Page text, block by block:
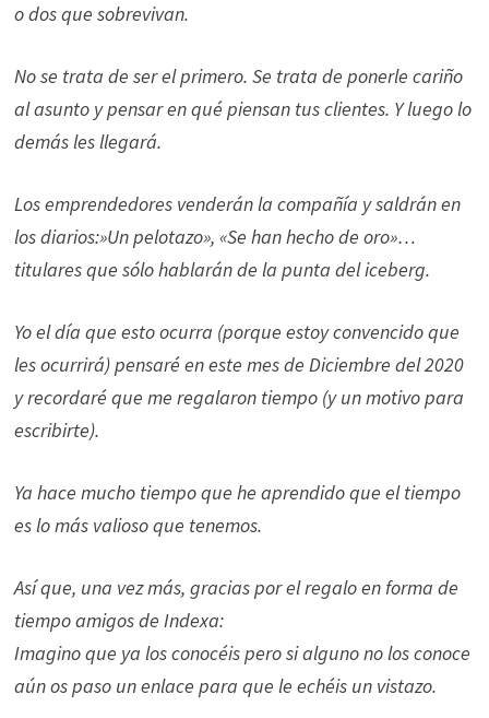
o dos que sobrevivan.
No se trata de ser el primero. Se trata de ponerle cariño
al asunto y pensar en qué piensan tus clientes. Y luego lo
demás les llegará.
Los emprendedores venderán la compañía y saldrán en
los diarios:»Un pelotazo», «Se han hecho de oro»…
titulares que sólo hablarán de la punta del iceberg.
Yo el día que esto ocurra (porque estoy convencido que
les ocurrirá) pensaré en este mes de Diciembre del 2020
y recordaré que me regalaron tiempo (y un motivo para
escribirte).
Ya hace mucho tiempo que he aprendido que el tiempo
es lo más valioso que tenemos.
Así que, una vez más, gracias por el regalo en forma de
tiempo amigos de Indexa:
Imagino que ya los conocéis pero si alguno no los conoce
aún os paso un enlace para que le echéis un vistazo.